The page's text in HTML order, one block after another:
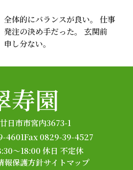
全体的にバランスが良い。 仕事
発注の決め手だった。 玄関前
し分ない。
寿園
日市市宮内3673-1
4601Fax 0829-39-4527
～18:00 休日 不定休
報保護方針サイトマップ